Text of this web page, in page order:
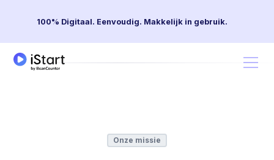
100% Digitaal. Eenvoudig. Makkelijk in gebruik.
Onze missie